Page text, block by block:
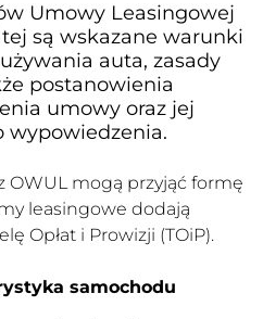
Umowy Leasingowej
są wskazane warunki
auta, zasady
postanowienia
umowy oraz jej
wypowiedzenia.
OWUL mogą przyjąć formę
leasingowe dodają
Opłat i Prowizji (TOiP).
samochodu